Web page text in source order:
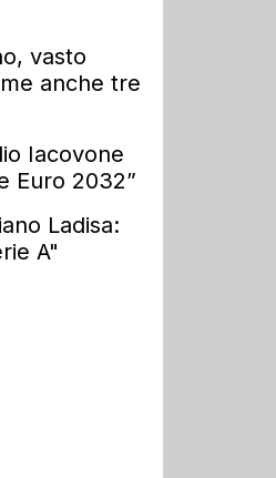
vasto
anche tre
Iacovone
Euro 2032”
Ladisa:
A"